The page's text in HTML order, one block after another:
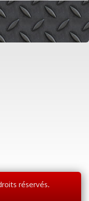
réservés.